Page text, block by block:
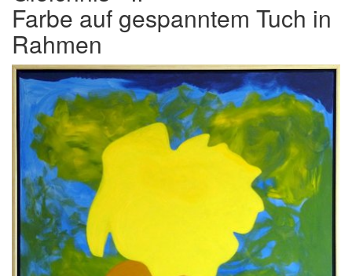
Farbe auf gespanntem Tuch in
Rahmen